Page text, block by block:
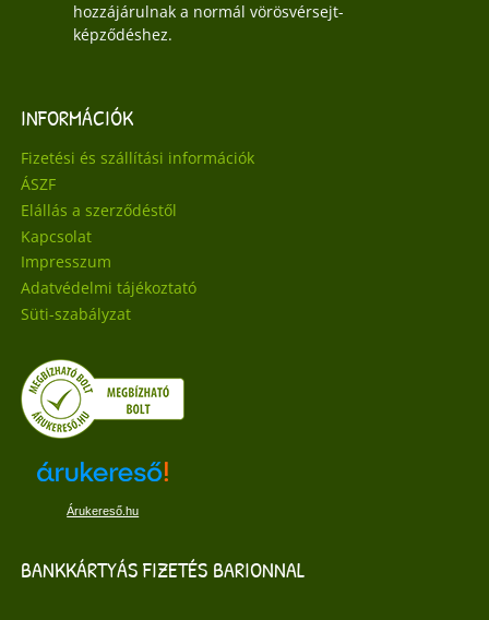
hozzájárulnak a normál vörösvérsejt-
képződéshez.
INFORMÁCIÓK
Fizetési és szállítási információk
ÁSZF
Elállás a szerződéstől
Kapcsolat
Impresszum
Adatvédelmi tájékoztató
Süti-szabályzat
Árukereső.hu
BANKKÁRTYÁS FIZETÉS BARIONNAL